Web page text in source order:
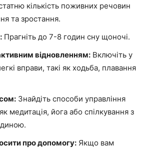
кількість поживних речовин
та зростання.
Прагніть до 7-8 годин сну щоночі.
відновленням: Включіть у
вправи, такі як ходьба, плавання
Знайдіть способи управління
медитація, йога або спілкування з
про допомогу: Якщо вам